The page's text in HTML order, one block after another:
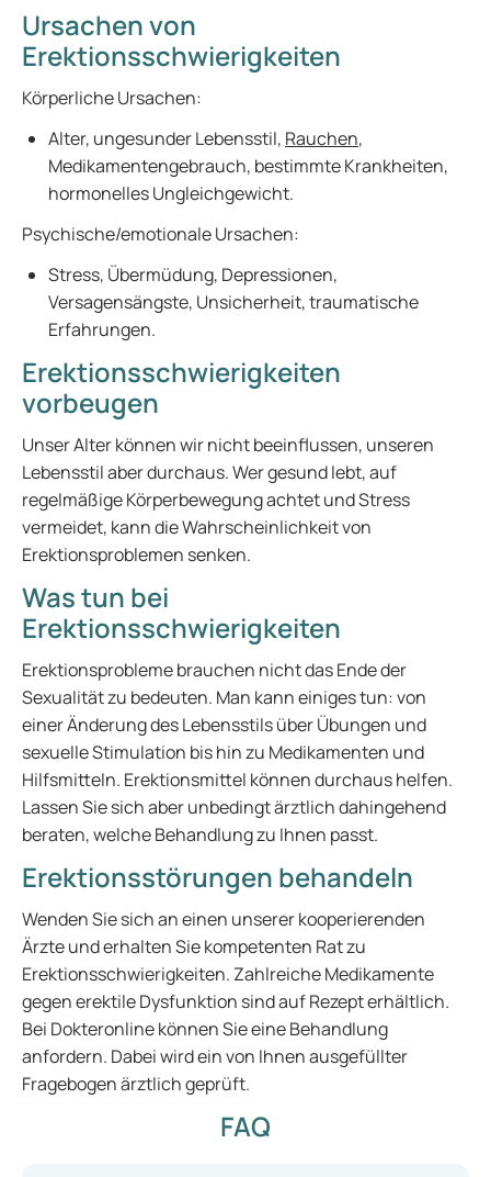
Ursachen von
Erektionsschwierigkeiten
Körperliche Ursachen:
Alter, ungesunder Lebensstil, Rauchen,
Medikamentengebrauch, bestimmte Krankheiten,
hormonelles Ungleichgewicht.
Psychische/emotionale Ursachen:
Stress, Übermüdung, Depressionen,
Versagensängste, Unsicherheit, traumatische
Erfahrungen.
Erektionsschwierigkeiten
vorbeugen
Unser Alter können wir nicht beeinflussen, unseren
Lebensstil aber durchaus. Wer gesund lebt, auf
regelmäßige Körperbewegung achtet und Stress
vermeidet, kann die Wahrscheinlichkeit von
Erektionsproblemen senken.
Was tun bei
Erektionsschwierigkeiten
Erektionsprobleme brauchen nicht das Ende der
Sexualität zu bedeuten. Man kann einiges tun: von
einer Änderung des Lebensstils über Übungen und
sexuelle Stimulation bis hin zu Medikamenten und
Hilfsmitteln. Erektionsmittel können durchaus helfen.
Lassen Sie sich aber unbedingt ärztlich dahingehend
beraten, welche Behandlung zu Ihnen passt.
Erektionsstörungen behandeln
Wenden Sie sich an einen unserer kooperierenden
Ärzte und erhalten Sie kompetenten Rat zu
Erektionsschwierigkeiten. Zahlreiche Medikamente
gegen erektile Dysfunktion sind auf Rezept erhältlich.
Bei Dokteronline können Sie eine Behandlung
anfordern. Dabei wird ein von Ihnen ausgefüllter
Fragebogen ärztlich geprüft.
FAQ